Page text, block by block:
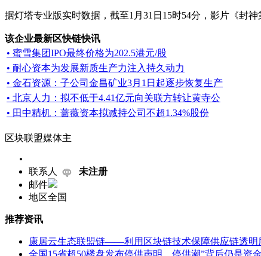
据灯塔专业版实时数据，截至1月31日15时54分，影片《封
该企业最新区快链快讯
• 蜜雪集团IPO最终价格为202.5港元/股
• 耐心资本为发展新质生产力注入持久动力
• 金石资源：子公司金昌矿业3月1日起逐步恢复生产
• 北京人力：拟不低于4.41亿元向关联方转让黄寺公
• 田中精机：蔷薇资本拟减持公司不超1.34%股份
区块联盟媒体主
联系人
未注册
邮件
地区全国
推荐资讯
康居云生态联盟链——利用区块链技术保障供应链透明